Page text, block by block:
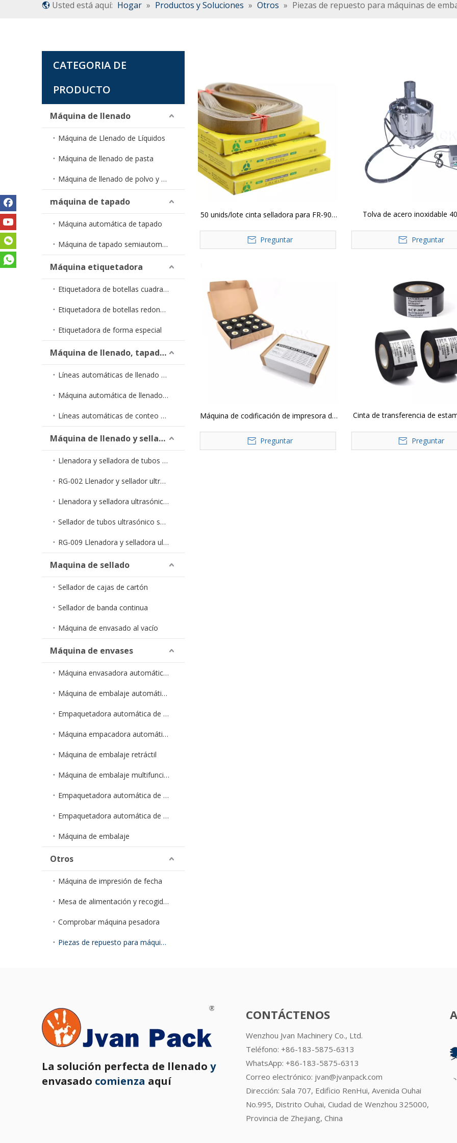
Usted está aquí: Hogar » Productos y Soluciones » Otros » Piezas de repuesto para máquinas de
CATEGORIA DE
PRODUCTO
Máquina de llenado
Máquina de Llenado de Líquidos
Máquina de llenado de pasta
Máquina de llenado de polvo y gránulos
máquina de tapado
Máquina automática de tapado
Máquina de tapado semiautomática
Máquina etiquetadora
Etiquetadora de botellas cuadradas
Etiquetadora de botellas redondas
Etiquetadora de forma especial
Máquina de llenado, tapado y etiquetado
Líneas automáticas de llenado de líquidos
Máquina automática de llenado y tapado YTSP
Líneas automáticas de conteo de cápsulas
Máquina de llenado y sellado de tubos
Llenadora y selladora de tubos en tiras monodosis RG-005
RG-002 Llenador y sellador ultrasónico económico para tubos
Llenadora y selladora ultrasónica semiautomática de tubos RG-006
Sellador de tubos ultrasónico semiautomático RG-007
RG-009 Llenadora y selladora ultrasónica de tubos totalmente automática
Maquina de sellado
Sellador de cajas de cartón
Sellador de banda continua
Máquina de envasado al vacío
Máquina de envases
Máquina envasadora automática de líquidos en bolsa
Máquina de embalaje automático de polvo/granulado
Empaquetadora automática de gránulos en bolsa
Máquina empacadora automática de polvo en bolsa
Máquina de embalaje retráctil
Máquina de embalaje multifunción
Empaquetadora automática de cápsulas
Empaquetadora automática de hardware
Máquina de embalaje
Otros
Máquina de impresión de fecha
Mesa de alimentación y recogida ZXJ
Comprobar máquina pesadora
Piezas de repuesto para máquinas de embalaje
50 unids/lote cinta selladora para FR-900
PTFE para máquina de sellado Horizontal
Preguntar
Tolva de acero inoxidable
de llenado
Preguntar
Máquina de codificación de impresora de
de rueda de tinta sólida
Preguntar
Cinta de transferencia de
para máquina dePreguntar
La solución perfecta de llenado y
envasado comienza aquí
CONTÁCTENOS
Wenzhou Jvan Machinery Co., Ltd.
Teléfono: +86-183-5875-6313
WhatsApp: +86-183-5875-6313
Correo electrónico: jvan@jvanpack.com
Dirección: Sala 707, Edificio RenHui, Avenida Ouhai
No.995, Distrito Ouhai, Ciudad de Wenzhou 325000,
Provincia de Zhejiang, China